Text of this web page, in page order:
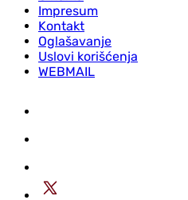
Impresum
Kontakt
Oglašavanje
Uslovi korišćenja
WEBMAIL